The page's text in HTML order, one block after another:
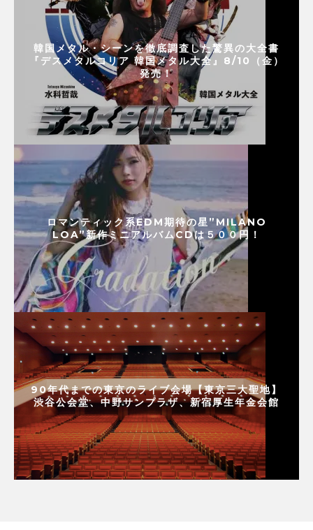
韓国メタル・シーンを徹底調査した驚異の大全書
『デスメタルコリア 韓国メタル大全』8/10（金）
発売！
ロマンティック系EDM期待の星”MILANO
LOA”新作ミニアルバムCDは５００円！
90年代までの東京のライブ会場【東京三大聖地】
渋谷公会堂、中野サンプラザ、新宿厚生年金会館